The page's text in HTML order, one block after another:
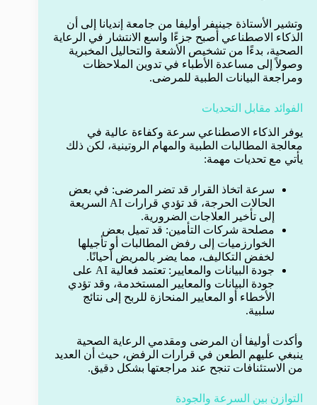
وتشير الأستاذة جينيفر أوليفا من جامعة إنديانا إلى أن
الذكاء الاصطناعي أصبح جزءًا واسع الانتشار في الرعاية
الصحية، بدءًا من تشخيص الأشعة والتحاليل المخبرية
وصولاً إلى مساعدة الأطباء في تدوين الملاحظات
ومراجعة البيانات الطبية للمرضى.
الفوائد مقابل التحديات
يوفر الذكاء الاصطناعي سرعة وكفاءة عالية في
معالجة المطالبات الطبية والمهام الروتينية، لكن ذلك
يأتي مع تحديات مهمة:
سرعة اتخاذ القرار قد تضر المرضى: في بعض
الحالات الحرجة، قد تؤدي قرارات AI السريعة
إلى تأخير العلاجات الضرورية.
مصلحة شركات التأمين: قد تميل بعض
الخوارزميات إلى رفض المطالبات أو تأجيلها
لخفض التكاليف، مما يضر بالمريض أحيانًا.
جودة البيانات والمعايير: تعتمد فعالية AI على
جودة البيانات والمعايير المستخدمة، وقد تؤدي
الأخطاء أو المعايير المنحازة للربح إلى نتائج
سلبية.
وأكدت أوليفا أن المرضى ومقدمي الرعاية الصحية
ينبغي عليهم الطعن في قرارات الرفض، حيث أن العديد
من الاستئنافات تنجح عند مراجعتها بشكل دقيق.
التوازن بين السرعة والجودة